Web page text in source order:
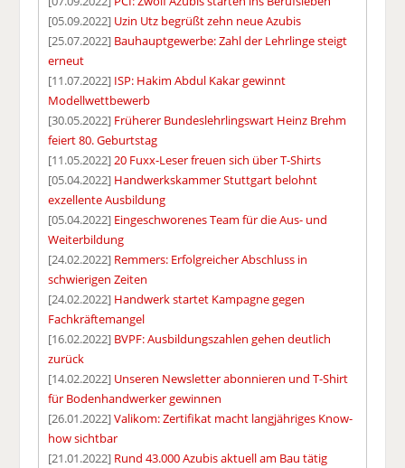
[05.09.2022] Uzin Utz begrüßt zehn neue Azubis
[25.07.2022] Bauhauptgewerbe: Zahl der Lehrlinge steigt
erneut
[11.07.2022] ISP: Hakim Abdul Kakar gewinnt
Modellwettbewerb
[30.05.2022] Früherer Bundeslehrlingswart Heinz Brehm
feiert 80. Geburtstag
[11.05.2022]20 Fuxx-Leser freuen sich über T-Shirts
[05.04.2022] Handwerkskammer Stuttgart belohnt
exzellente Ausbildung
[05.04.2022] Eingeschworenes Team für die Aus- und
Weiterbildung
[24.02.2022] Remmers: Erfolgreicher Abschluss in
schwierigen Zeiten
[24.02.2022] Handwerk startet Kampagne gegen
Fachkräftemangel
[16.02.2022] BVPF: Ausbildungszahlen gehen deutlich
zurück
[14.02.2022] Unseren Newsletter abonnieren und T-Shirt
für Bodenhandwerker gewinnen
[26.01.2022]Valikom: Zertifikat macht langjähriges Know-
how sichtbar
[21.01.2022] Rund 43.000 Azubis aktuell am Bau tätig